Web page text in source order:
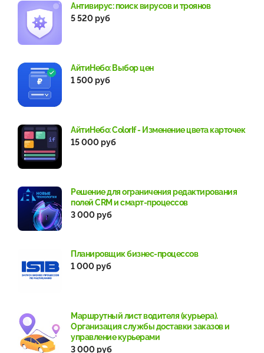
Антивирус: поиск вирусов и троянов
5 520 руб
АйтиНебо: Выбор цен
1 500 руб
АйтиНебо: ColorIf - Изменение цвета карточек
15 000 руб
Решение для ограничения редактирования
полей CRM и смарт-процессов
3 000 руб
Планировщик бизнес-процессов
1 000 руб
Маршрутный лист водителя (курьера).
Организация службы доставки заказов и
управление курьерами
3 000 руб